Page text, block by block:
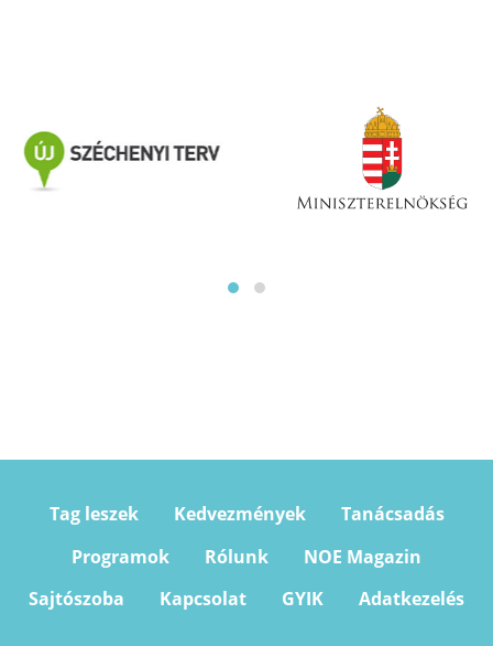
Tag leszek Kedvezmények
Tanácsadás
Programok
Rólunk
NOE Magazin
Sajtószoba
Kapcsolat GYIK Adatkezelés